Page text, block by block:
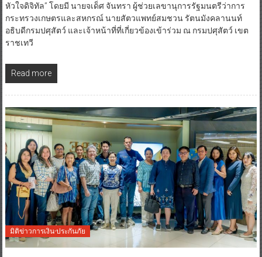
หัวใจดิจิทัล” โดยมี นายจเด็ศ จันทรา ผู้ช่วยเลขานุการรัฐมนตรีว่าการ
กระทรวงเกษตรและสหกรณ์ นายสัตวแพทย์สมชวน รัตนมังคลานนท์
อธิบดีกรมปศุสัตว์ และเจ้าหน้าที่ที่เกี่ยวข้องเข้าร่วม ณ กรมปศุสัตว์ เขต
ราชเทวี
Read more
มิติข่าวการเงิน-ประกันภัย